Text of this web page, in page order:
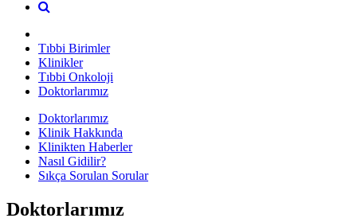
Tıbbi Birimler
Klinikler
Tıbbi Onkoloji
Doktorlarımız
Doktorlarımız
Klinik Hakkında
Klinikten Haberler
Nasıl Gidilir?
Sıkça Sorulan Sorular
Doktorlarımız